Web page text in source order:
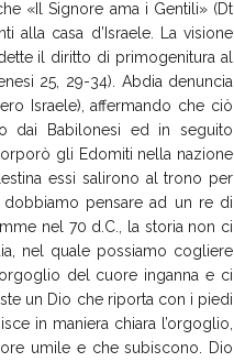
«Il Signore ama i Gentili» (Dt
alla casa d’Israele. La visione
il diritto di primogenitura al
25, 29-34). Abdia denuncia
Israele), affermando che ciò
dai Babilonesi ed in seguito
gli Edomiti nella nazione
essi salirono al trono per
pensare ad un re di
nel 70 d.C., la storia non ci
nel quale possiamo cogliere
del cuore inganna e ci
un Dio che riporta con i piedi
in maniera chiara l’orgoglio,
umile e che subiscono. Dio